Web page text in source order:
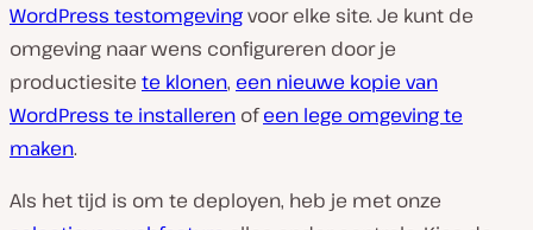
WordPress testomgevingvoor elke site. Je kunt de
omgeving naar wens configureren door je
productiesite te klonen, een nieuwe kopie van
WordPress te installeren ofeen lege omgeving te
maken.
Als het tijd is om te deployen, heb je met onze